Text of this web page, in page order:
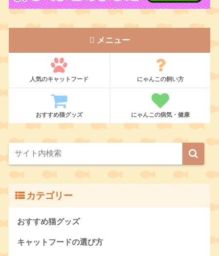
メニュー
人気のキャットフード にゃんこの飼い方
おすすめ猫グッズ にゃんこの病気・健康
カテゴリー
おすすめ猫グッズ
キャットフードの選び方